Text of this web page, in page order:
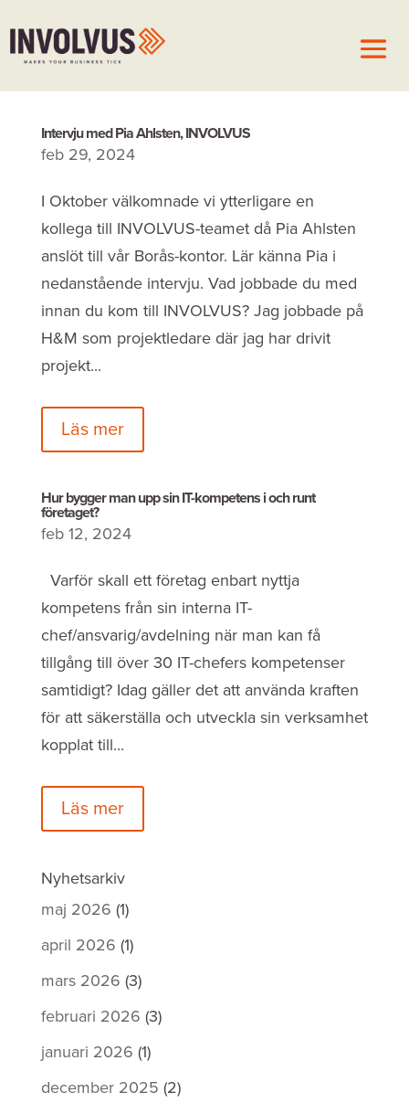
Intervju med Pia Ahlsten, INVOLVUS
feb 29, 2024
I Oktober välkomnade vi ytterligare en
kollega till INVOLVUS-teamet då Pia Ahlsten
anslöt till vår Borås-kontor. Lär känna Pia i
nedanstående intervju. Vad jobbade du med
innan du kom till INVOLVUS? Jag jobbade på
H&M som projektledare där jag har drivit
projekt...
Läs mer
Hur bygger man upp sin IT-kompetens i och runt
företaget?
feb 12, 2024
Varför skall ett företag enbart nyttja
kompetens från sin interna IT-
chef/ansvarig/avdelning när man kan få
tillgång till över 30 IT-chefers kompetenser
samtidigt? Idag gäller det att använda kraften
för att säkerställa och utveckla sin verksamhet
kopplat till...
Läs mer
Nyhetsarkiv
maj 2026 (1)
april 2026 (1)
mars 2026 (3)
februari 2026 (3)
januari 2026 (1)
december 2025 (2)